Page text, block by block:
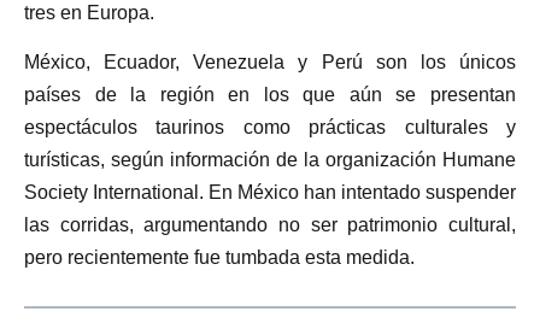
tres en Europa.
México, Ecuador, Venezuela y Perú son los únicos
países de la región en los que aún se presentan
espectáculos taurinos como prácticas culturales y
turísticas, según información de la organización Humane
Society International. En México han intentado suspender
las corridas, argumentando no ser patrimonio cultural,
pero recientemente fue tumbada esta medida.